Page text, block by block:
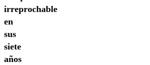
irreprochable
en
sus
siete
años